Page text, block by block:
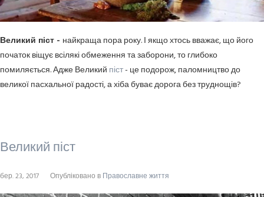
Великий піст - найкраща пора року. І якщо хтось вважає, що його
початок віщує всілякі обмеження та заборони, то глибоко
помиляється. Адже Великий піст- це подорож, паломництво до
великої пасхальної радості, а хіба буває дорога без труднощів?
Великий піст
бер. 23, 2017 Опубліковано в Православне життя